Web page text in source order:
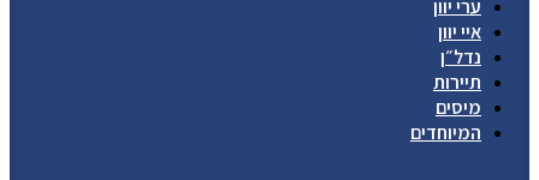
ערי יוון
איי יוון
נדל״ן
תיירות
מיסים
המיוחדים